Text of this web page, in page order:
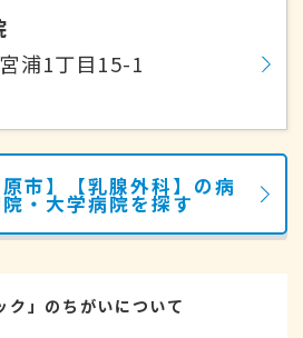
浦1丁目15-1
原市】【乳腺外科】の病
・大学病院を探す
ク」のちがいについて